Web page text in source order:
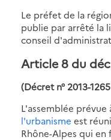
Le préfet de la
publie par arrêté la
conseil
Article 8 du
(Décret n° 2013-
L'assemblée prévue
l'urbanisme est
Rhône-Alpes qui en